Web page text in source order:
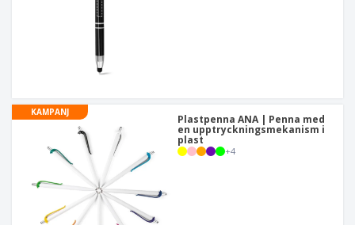
KAMPANJ
Plastpenna ANA | Penna med
en upptryckningsmekanism i
plast
+4